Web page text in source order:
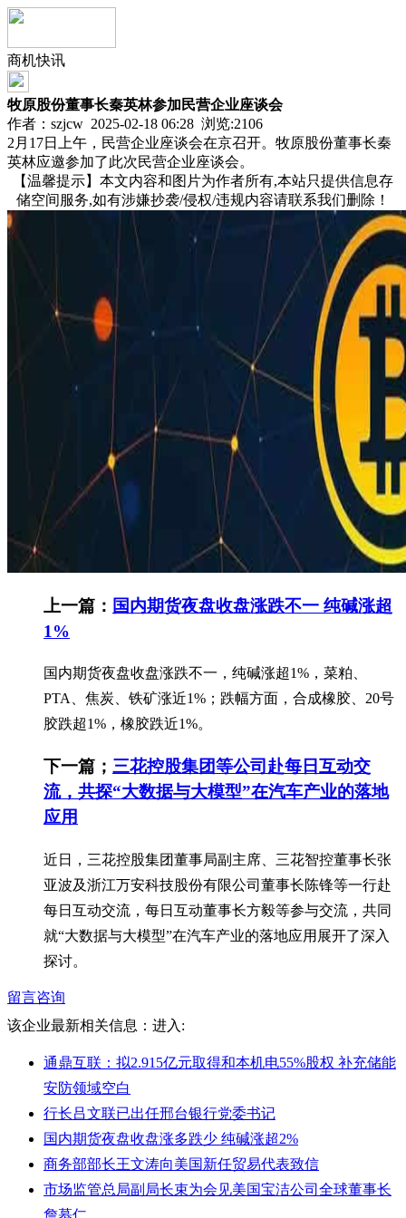
商机快讯
牧原股份董事长秦英林参加民营企业座谈会
作者：szjcw 2025-02-18 06:28 浏览:2106
2月17日上午，民营企业座谈会在京召开。牧原股份董事长秦
英林应邀参加了此次民营企业座谈会。
【温馨提示】本文内容和图片为作者所有,本站只提供信息存
储空间服务,如有涉嫌抄袭/侵权/违规内容请联系我们删除！
上一篇： 国内期货夜盘收盘涨跌不一 纯碱涨超
1%
国内期货夜盘收盘涨跌不一，纯碱涨超1%，菜粕、
PTA、焦炭、铁矿涨近1%；跌幅方面，合成橡胶、20号
胶跌超1%，橡胶跌近1%。
下一篇； 三花控股集团等公司赴每日互动交
流，共探“大数据与大模型”在汽车产业的落地
应用
近日，三花控股集团董事局副主席、三花智控董事长张
亚波及浙江万安科技股份有限公司董事长陈锋等一行赴
每日互动交流，每日互动董事长方毅等参与交流，共同
就“大数据与大模型”在汽车产业的落地应用展开了深入
探讨。
留言咨询
该企业最新相关信息： 进入:
通鼎互联：拟2.915亿元取得和本机电55%股权 补充储能
安防领域空白
行长吕文联已出任邢台银行党委书记
国内期货夜盘收盘涨多跌少 纯碱涨超2%
商务部部长王文涛向美国新任贸易代表致信
市场监管总局副局长束为会见美国宝洁公司全球董事长
詹慕仁